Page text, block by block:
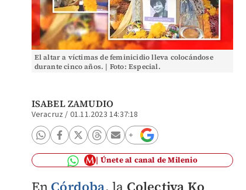
El altar a víctimas de feminicidio lleva colocándose
durante cinco años. | Foto: Especial.
ISABEL ZAMUDIO
Veracruz / 01.11.2023 14:37:18
Únete al canal de Milenio
En Córdoba, la Colectiva Ko